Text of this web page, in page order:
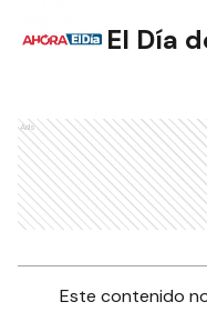
El Día
Ads
Este contenido